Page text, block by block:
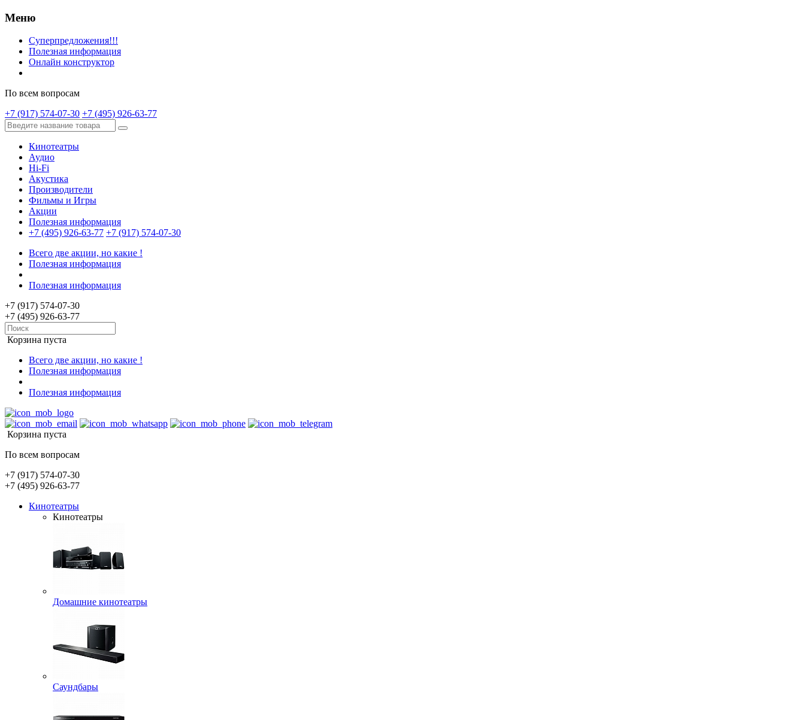
Меню
Суперпредложения!!!
Полезная информация
Онлайн конструктор
По всем вопросам
+7 (917) 574-07-30 +7 (495) 926-63-77
Кинотеатры
Аудио
Hi-Fi
Акустика
Производители
Фильмы и Игры
Акции
Полезная информация
+7 (495) 926-63-77 +7 (917) 574-07-30
Всего две акции, но какие !
Полезная информация
Полезная информация
+7 (917) 574-07-30
+7 (495) 926-63-77
Корзина пуста
Всего две акции, но какие !
Полезная информация
Полезная информация
Корзина пуста
По всем вопросам
+7 (917) 574-07-30
+7 (495) 926-63-77
Кинотеатры
Кинотеатры
Домашние кинотеатры
Саундбары